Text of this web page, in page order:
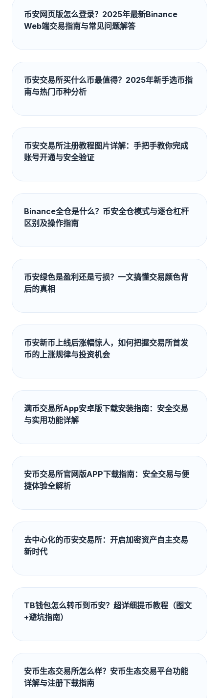
币安网页版怎么登录？2025年最新Binance
Web端交易指南与常见问题解答
币安交易所买什么币最值得？2025年新手选币指
南与热门币种分析
币安交易所注册教程图片详解：手把手教你完成
账号开通与安全验证
Binance全仓是什么？币安全仓模式与逐仓杠杆
区别及操作指南
币安绿色是盈利还是亏损？一文搞懂交易颜色背
后的真相
币安新币上线后涨幅惊人，如何把握交易所首发
币的上涨规律与投资机会
满币交易所App安卓版下载安装指南：安全交易
与实用功能详解
安币交易所官网版APP下载指南：安全交易与便
捷体验全解析
去中心化的币安交易所：开启加密资产自主交易
新时代
TB钱包怎么转币到币安？超详细提币教程（图文
+避坑指南）
安币生态交易所怎么样？安币生态交易平台功能
详解与注册下载指南